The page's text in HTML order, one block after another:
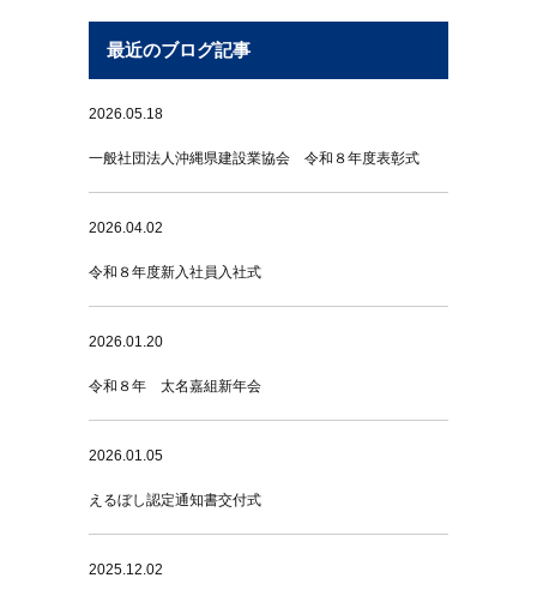
最近のブログ記事
2026.05.18
一般社団法人沖縄県建設業協会 令和８年度表彰式
2026.04.02
令和８年度新入社員入社式
2026.01.20
令和８年 太名嘉組新年会
2026.01.05
えるぼし認定通知書交付式
2025.12.02